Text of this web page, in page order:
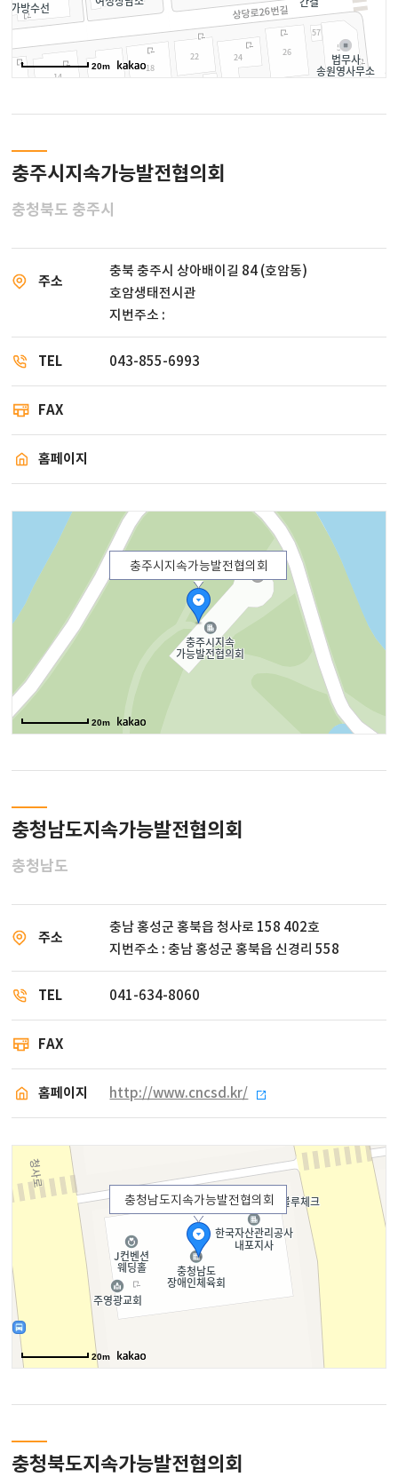
20m
충주시지속가능발전협의회
충청북도 충주시
주소
충북 충주시 상아배이길 84 (호암동)
호암생태전시관
지번주소 :
TEL 043-855-6993
FAX
홈페이지
충주시지속가능발전협의회
20m
충청남도지속가능발전협의회
충청남도
주소
충남 홍성군 홍북읍 청사로 158 402호
지번주소 : 충남 홍성군 홍북읍 신경리 558
TEL 041-634-8060
FAX
홈페이지 http://www.cncsd.kr/
충청남도지속가능발전협의회
20m
충청북도지속가능발전협의회